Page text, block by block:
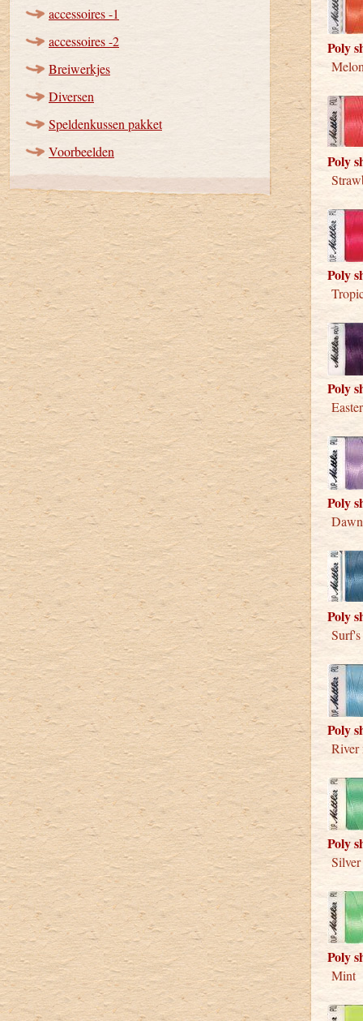
accessoires -1
accessoires -2
Breiwerkjes
Diversen
Speldenkussen pakket
Voorbeelden
Poly
Poly
Poly
Poly
Poly
Poly
Poly
Poly
Poly
Mint